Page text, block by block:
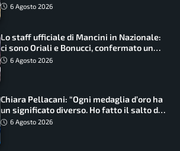
6 Agosto 2026
Lo staff ufficiale di Mancini in Nazionale:
ci sono Oriali e Bonucci, confermato un
ritorno
6 Agosto 2026
Chiara Pellacani: “Ogni medaglia d’oro ha
un significato diverso. Ho fatto il salto di
qualità”
6 Agosto 2026